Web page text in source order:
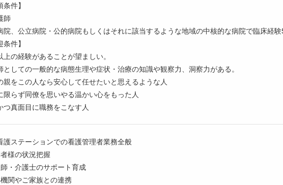
条件】
師
院、公立病院・公的病院もしくはそれに該当するような地域の中核的な病院で臨床経験
条件】
上の経験があることが望ましい。
としての一般的な病態生理や症状・治療の知識や観察力、洞察力がある。
親をこの人なら安心して任せたいと思えるような人
限らず同僚を思いやる温かい心をもった人
つ真面目に職務をこなす人
護ステーションでの看護管理者業務全般
様の状況把握
・介護士のサポート育成
関やご家族との連携